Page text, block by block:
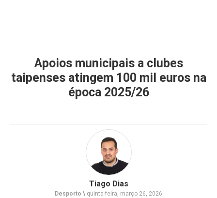
Apoios municipais a clubes
taipenses atingem 100 mil euros na
época 2025/26
Tiago Dias
Desporto \ quinta-feira, março 26, 2026